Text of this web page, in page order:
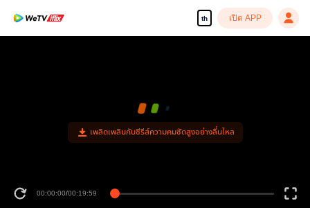
th เปิด APP
เพลิดเพลินกับซีรีส์ความคมชัดสูงอย่างลื่นไหล
00:00:00/00:19:59